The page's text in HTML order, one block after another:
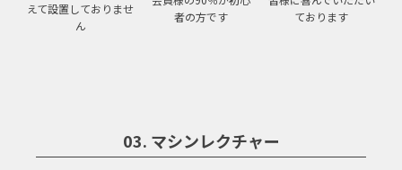
えて設置しておりませ
ん
者の方です
ております
03. マシンレクチャー